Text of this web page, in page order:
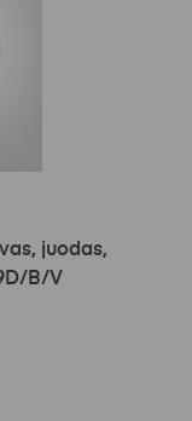
juodas,
B/V